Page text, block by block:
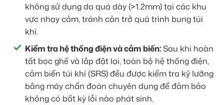
không sử dụng da quá dày (>1.2mm) tại các khu
vực nhạy cảm, tránh cản trở quá trình bung túi
khí.
Kiểm tra hệ thống điện và cảm biến:Sau khi hoàn
tất bọc ghế và lắp đặt lại, toàn bộ hệ thống điện,
cảm biến túi khí (SRS) đều được kiểm tra kỹ lưỡng
bằng máy chẩn đoán chuyên dụng để đảm bảo
không có bất kỳ lỗi nào phát sinh.